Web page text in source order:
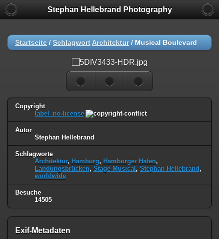
Stephan Hellebrand Photography
Startseite / Schlagwort Architektur/ Musical Boulevard
Copyright
label_no-license
Autor
Stephan Hellebrand
Schlagworte
Architektur, Hamburg, Hamburger Hafen,
Landungsbrücken, Stage Musical , Stephan Hellebrand ,
worldwide
Besuche
14505
Exif-Metadaten